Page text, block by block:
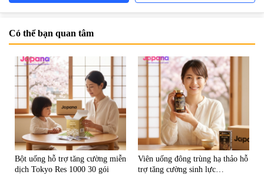
Có thể bạn quan tâm
Bột uống hỗ trợ tăng cường miễn
dịch Tokyo Res 1000 30 gói
Viên uống đông trùng hạ thảo hỗ
trợ tăng cường sinh lực